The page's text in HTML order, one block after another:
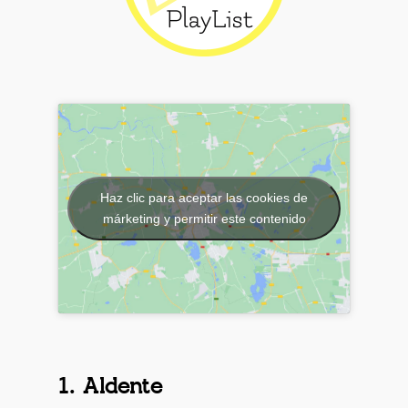
Haz clic para aceptar las cookies de
márketing y permitir este contenido
1. Aldente